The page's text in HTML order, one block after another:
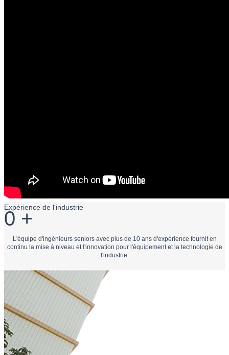
Expérience de l'industrie
0 +
L'équipe d'ingénieurs seniors avec plus de 10 ans d'expérience fournit en
continu la mise à niveau et l'innovation pour l'équipement et la technologie de
l'industrie.